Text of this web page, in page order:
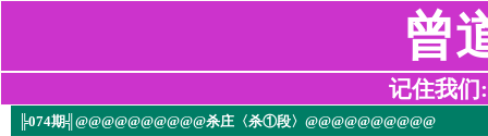
曾
记住我们
╠074期╣@@@@@@@@@@杀庄〈杀①段〉@@@@@@@@@@